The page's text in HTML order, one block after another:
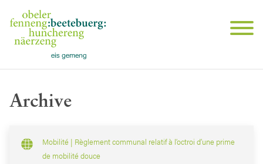
Archive
Mobilité | Règlement communal relatif à l’octroi d’une prime
de mobilité douce